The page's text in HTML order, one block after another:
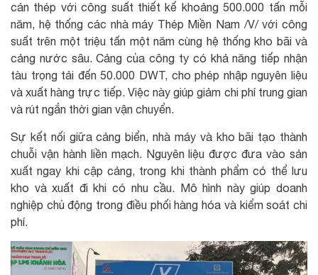
cán thép với công suất thiết kế khoảng 500.000 tấn mỗi
năm, hệ thống các nhà máy Thép Miền Nam /V/ với công
suất trên một triệu tấn một năm cùng hệ thống kho bãi và
cảng nước sâu. Cảng của công ty có khả năng tiếp nhận
tàu trọng tải đến 50.000 DWT, cho phép nhập nguyên liệu
và xuất hàng trực tiếp. Việc này giúp giảm chi phí trung gian
và rút ngắn thời gian vận chuyển.
Sự kết nối giữa cảng biển, nhà máy và kho bãi tạo thành
chuỗi vận hành liền mạch. Nguyên liệu được đưa vào sản
xuất ngay khi cập cảng, trong khi thành phẩm có thể lưu
kho và xuất đi khi có nhu cầu. Mô hình này giúp doanh
nghiệp chủ động trong điều phối hàng hóa và kiểm soát chi
phí.